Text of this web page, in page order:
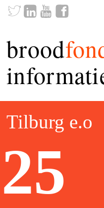
brood
Tilburg e.o
25